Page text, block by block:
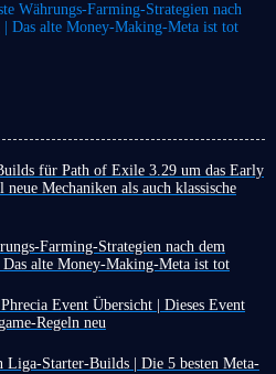
Währungs-Farming-Strategien nach
Das alte Money-Making-Meta ist tot
für Path of Exile 3.29 um das Early
Mechaniken als auch klassische
of Exile 3.29 erfolgreich zu Ende und
Curse of the Allflame-Liga.
Mechaniken ist die Wahl des richtigen
Du benötigst ein Setup, das es dir
zu meistern, schnell voranzukommen und
Early Game zu farmen.
Builds vor, die dir helfen, die
Farming-Strategien nach dem
alte Money-Making-Meta ist tot
die massiven Änderungen an den
einen signifikanten Einfluss auf das
und welche Methoden besser als
Event Übersicht | Dieses Event
Regeln neu
PoE 3.27 brachte am 29. Januar (PST)
Liga-Starter-Builds | Die 5 besten Meta-